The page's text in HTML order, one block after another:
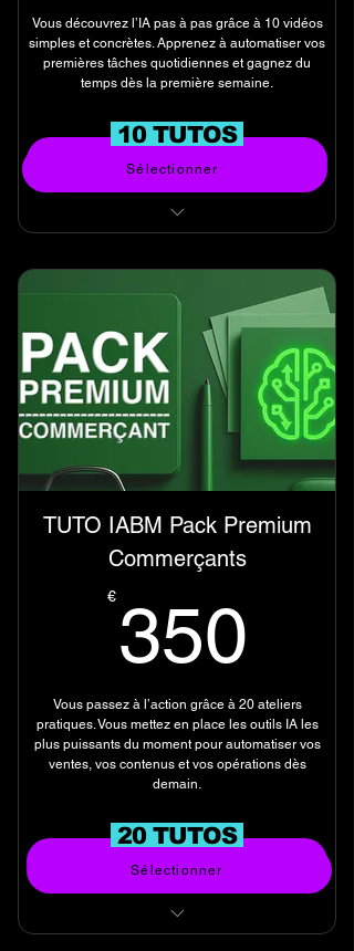
Vous découvrez l’IA pas à pas grâce à 10 vidéos
simples et concrètes. Apprenez à automatiser vos
premières tâches quotidiennes et gagnez du
temps dès la première semaine.
Acheter
TUTORIELS VIDEOS EN LIGNE
TUTO IABM Pack Premium
Commerçants
€ 350
Vous passez à l’action grâce à 20 ateliers
pratiques. Vous mettez en place les outils IA les
plus puissants du moment pour automatiser vos
ventes, vos contenus et vos opérations dès
demain.
Acheter
TUTORIELS VIDEOS EN LIGNE
10 TUTOS
20 TUTOS
Sélectionner
Sélectionner